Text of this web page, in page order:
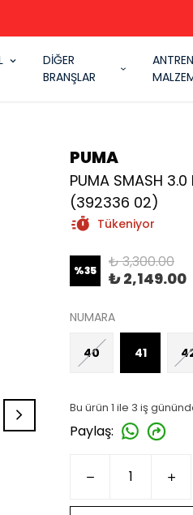
DİĞER
BRANŞLAR
PUMA
PUMA SMASH 3.0
(392336 02)
Tükeniyor
%35 ₺ 3,300.00
₺ 2,149.00
NUMARA
40 41
Bu ürün 1 ile 3 iş
Paylaş: